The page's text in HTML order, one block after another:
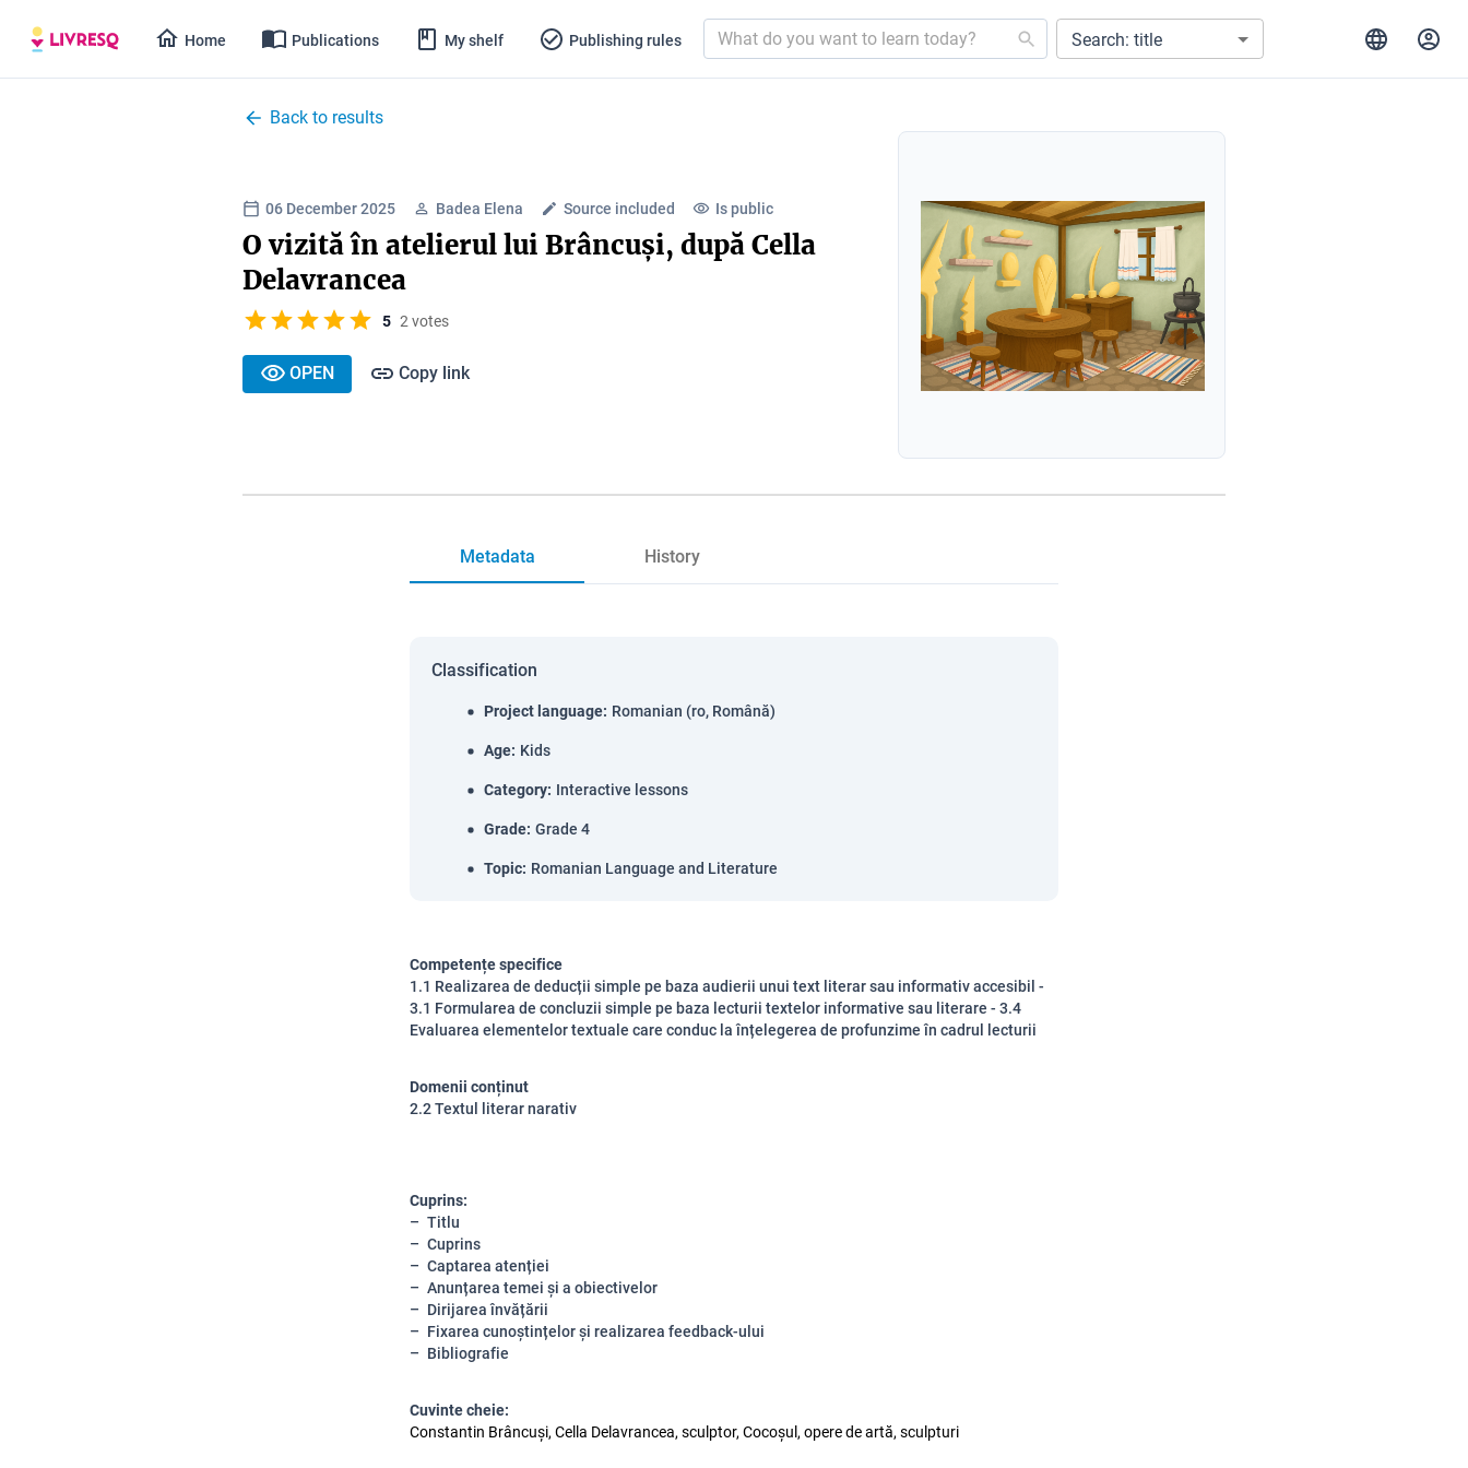
Home Publications My shelf Publishing rules Search: title
Back to results
06 December 2025 Badea Elena Source included Is public
O vizită în atelierul lui Brâncuși, după Cella
Delavrancea
5 2 votes
OPEN Copy link
Metadata History
Classification
Project language: Romanian (ro, Română)
Age: Kids
Category: Interactive lessons
Grade: Grade 4
Topic: Romanian Language and Literature
Competențe specifice
1.1 Realizarea de deducții simple pe baza audierii unui text literar sau informativ accesibil -
3.1 Formularea de concluzii simple pe baza lecturii textelor informative sau literare - 3.4
Evaluarea elementelor textuale care conduc la înțelegerea de profunzime în cadrul lecturii
Domenii conținut
2.2 Textul literar narativ
Cuprins:
Titlu
Cuprins
Captarea atenției
Anunțarea temei și a obiectivelor
Dirijarea învățării
Fixarea cunoștințelor și realizarea feedback-ului
Bibliografie
Cuvinte cheie:
Constantin Brâncuși, Cella Delavrancea, sculptor, Cocoșul, opere de artă, sculpturi